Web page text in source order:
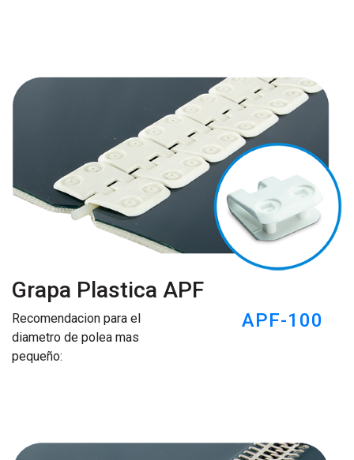
Grapa Plastica APF
Recomendacion para el
diametro de polea mas
pequeño:
APF-100